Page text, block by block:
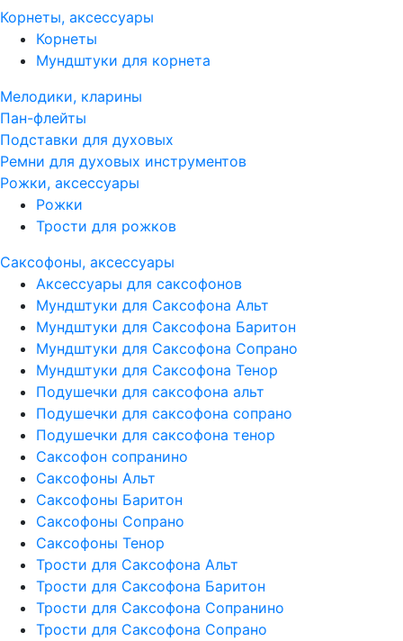
Корнеты, аксессуары
Корнеты
Мундштуки для корнета
Мелодики, кларины
Пан-флейты
Подставки для духовых
Ремни для духовых инструментов
Рожки, аксессуары
Рожки
Трости для рожков
Саксофоны, аксессуары
Аксессуары для саксофонов
Мундштуки для Саксофона Альт
Мундштуки для Саксофона Баритон
Мундштуки для Саксофона Сопрано
Мундштуки для Саксофона Тенор
Подушечки для саксофона альт
Подушечки для саксофона сопрано
Подушечки для саксофона тенор
Саксофон сопранино
Саксофоны Альт
Саксофоны Баритон
Саксофоны Сопрано
Саксофоны Тенор
Трости для Саксофона Альт
Трости для Саксофона Баритон
Трости для Саксофона Сопранино
Трости для Саксофона Сопрано